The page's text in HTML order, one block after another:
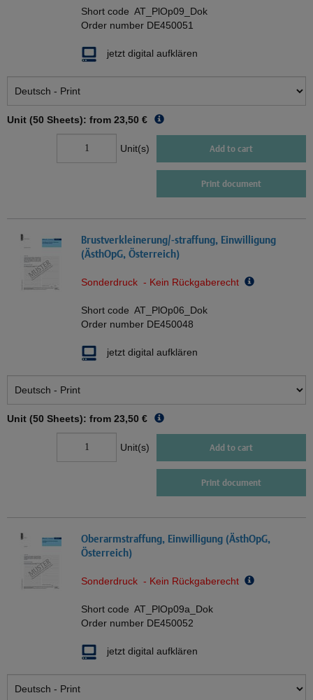
Short code AT_PlOp09_Dok
Order number DE450051
jetzt digital aufklären
Unit (50 Sheets): from 23,50 €
Unit(s) Add to cart
Print document
Brustverkleinerung/-straffung, Einwilligung
(ÄsthOpG, Österreich)
Sonderdruck - Kein Rückgaberecht
Short code AT_PlOp06_Dok
Order number DE450048
jetzt digital aufklären
Unit (50 Sheets): from 23,50 €
Unit(s) Add to cart
Print document
Oberarmstraffung, Einwilligung (ÄsthOpG,
Österreich)
Sonderdruck - Kein Rückgaberecht
Short code AT_PlOp09a_Dok
Order number DE450052
jetzt digital aufklären